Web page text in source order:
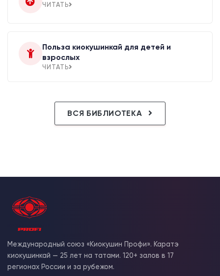
ЧИТАТЬ
Польза киокушинкай для детей и
взрослых
ЧИТАТЬ
ВСЯ БИБЛИОТЕКА
Международный союз «Киокушин Профи». Каратэ
киокушинкай — 25 лет на татами. 120+ залов в 17
регионах России и за рубежом.